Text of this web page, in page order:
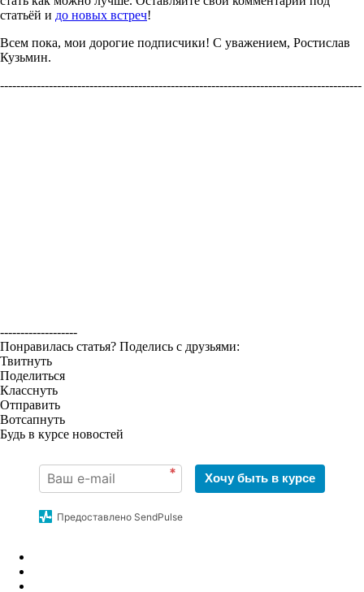
статьёй и до новых встреч!
Всем пока, мои дорогие подписчики! С уважением, Ростислав
Кузьмин.
-----------------------------------------------------------------------------------------
-------------------
Понравилась статья? Поделись с друзьями:
Твитнуть
Поделиться
Класснуть
Отправить
Вотсапнуть
Будь в курсе новостей
* Хочу быть в курсе
Предоставлено SendPulse